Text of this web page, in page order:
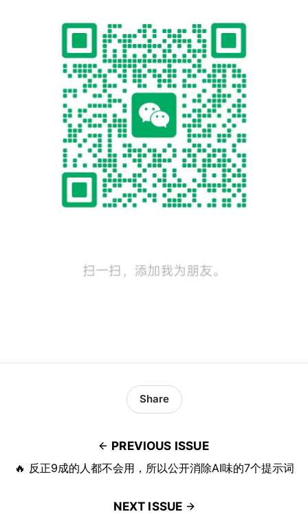
PREVIOUS ISSUE
🔥 反正9成的人都不会用，所以公开消除AI味的7个提示词
Share
NEXT ISSUE